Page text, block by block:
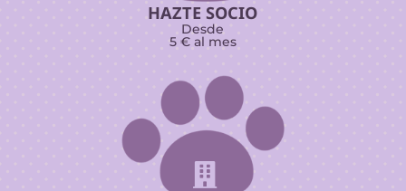
HAZTE SOCIO
Desde
5 € al mes
